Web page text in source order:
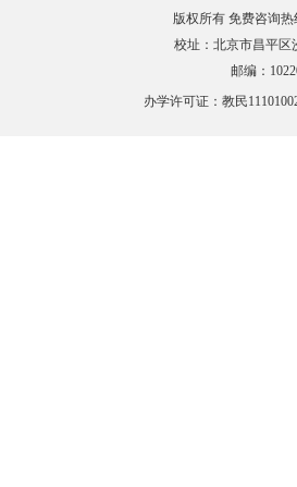
版权所有 免费咨询热
校址：北京市昌平区
邮编：
办学许可证：教民